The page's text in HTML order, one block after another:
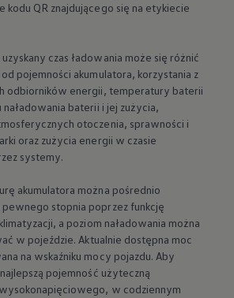
kodu QR znajdującego się na etykiecie
czas ładowania może się różnić
pojemności akumulatora, korzystania z
odbiorników energii, temperatury baterii
naładowania baterii i jej zużycia,
otoczenia, sprawności i
oraz zużycia energii w czasie
systemy.
akumulatora można pośrednio
stopnia poprzez funkcję
a poziom naładowania można
w pojeździe. Aktualnie dostępna moc
na wskaźniku mocy pojazdu. Aby
pojemność użyteczną
w codziennym